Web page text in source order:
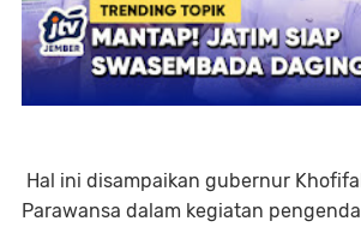
Hal ini disampaikan gubernur
Parawansa dalam kegiatan